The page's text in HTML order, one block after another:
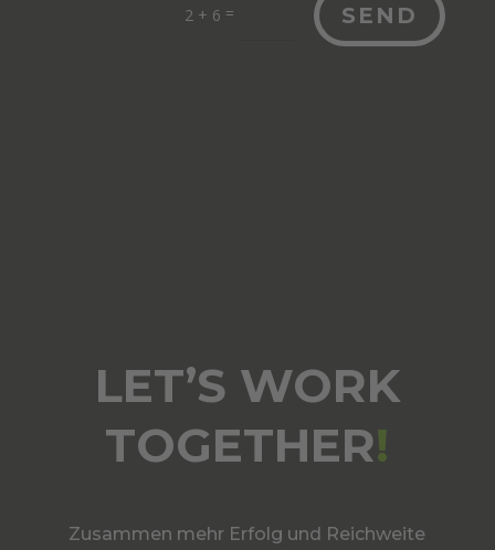
2 + 6 = SEND
LET’S WORK
TOGETHER!
Zusammen mehr Erfolg und Reichweite